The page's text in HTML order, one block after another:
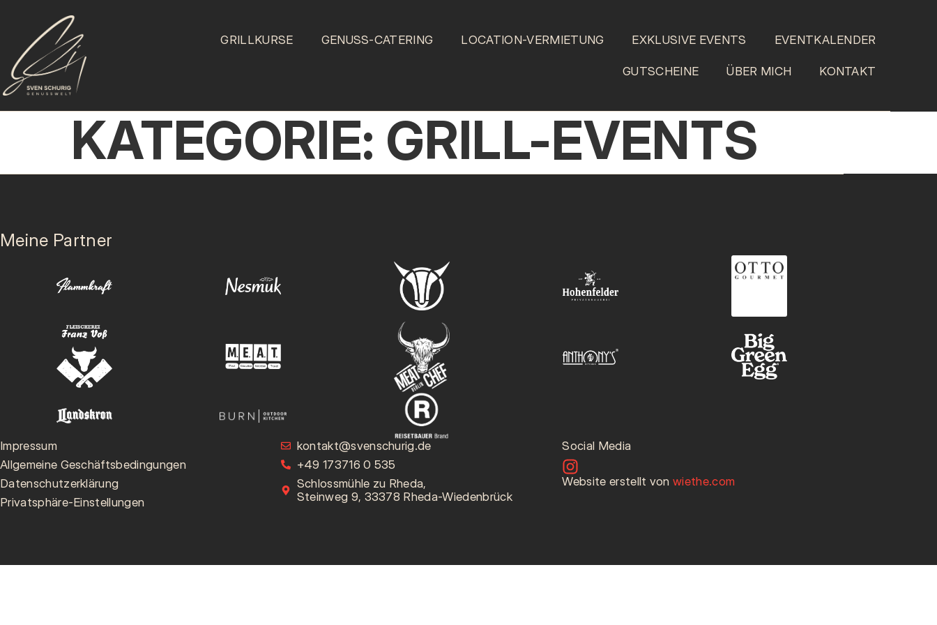
GRILLKURSE GENUSS-CATERING LOCATION-VERMIETUNG EXKLUSIVE EVENTS EVENTKALENDER
GUTSCHEINE ÜBER MICH KONTAKT
KATEGORIE: GRILL-EVENTS
Meine Partner
Impressum
Allgemeine Geschäftsbedingungen
Datenschutzerklärung
Privatsphäre-Einstellungen
kontakt@svenschurig.de
+49 173716 0 535
Schlossmühle zu Rheda,
Steinweg 9, 33378 Rheda-Wiedenbrück
Social Media
Website erstellt vonwiethe.com